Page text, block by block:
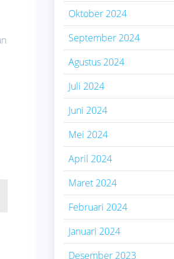
Oktober 2024
September 2024
Agustus 2024
Juli 2024
Juni 2024
Mei 2024
April 2024
Maret 2024
Februari 2024
Januari 2024
Desember 2023